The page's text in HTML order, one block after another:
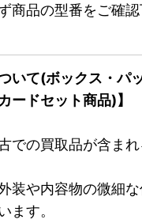
商品の型番をご確認
いて(ボックス・パ
ードセット商品)】
での買取品が含ま
装や内容物の微細
ます。